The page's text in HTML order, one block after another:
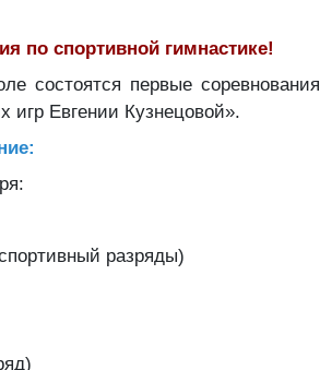
по спортивной гимнастике!
состоятся первые соревнования
игр Евгении Кузнецовой».
разряды)